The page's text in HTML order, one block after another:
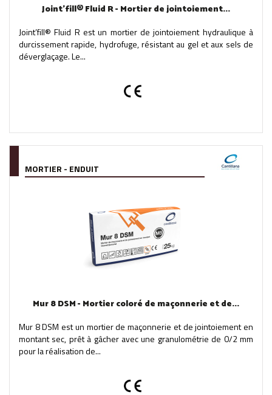
Joint'fill® Fluid R - Mortier de jointoiement...
Joint’fill® Fluid R est un mortier de jointoiement hydraulique à
durcissement rapide, hydrofuge, résistant au gel et aux sels de
déverglaçage. Le...
MORTIER - ENDUIT
Mur 8 DSM - Mortier coloré de maçonnerie et de...
Mur 8 DSM est un mortier de maçonnerie et de jointoiement en
montant sec, prêt à gâcher avec une granulométrie de 0/2 mm
pour la réalisation de...